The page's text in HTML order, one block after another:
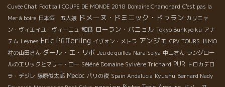
Cuvée Chat Football COUPE DE MONDE 2018 Domaine Chamonard C'est pas la
Mer à boire 日本酒 五人娘 ドメーヌ・ドミニック・ドゥラン カリニャ
ン・ヴィエイユ・ヴィーニュ 和食 ローラン・バニョル Tokyo Bunkyo ku アナ
テム Leynes Eric Pfifferling イヴォン・メトラ アンジェ CPV TOURS ＢＭО
社の山田さん ダール・エ・リボ Jeu de quilles Nara Seiya 中山さん ラングロー
ルのエリックとマリー・ロー Séléné Domaine Sylvère Trichard PUR トロカデロ
ラ・デジレ 藤原俊太郎 Medoc パリの夜 Spain Andalucia Kyushu Bernard Nady